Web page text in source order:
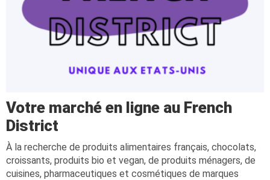
Votre marché en ligne au French
District
À la recherche de produits alimentaires français, chocolats,
croissants, produits bio et vegan, de produits ménagers, de
cuisines, pharmaceutiques et cosmétiques de marques